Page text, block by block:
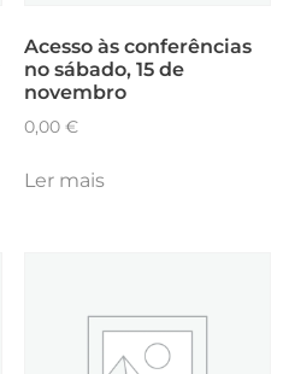
Acesso às conferências
no sábado, 15 de
novembro
0,00 €
Ler mais